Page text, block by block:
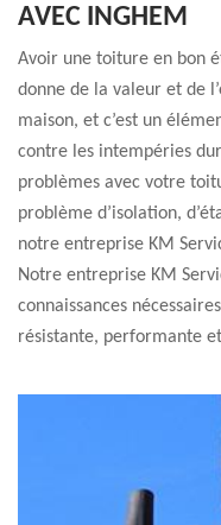
AVEC INGHEM
Avoir une toiture en bon
donne de la valeur et de
maison, et c’est un
contre les intempéries
problèmes avec votre
problème d’isolation,
notre entreprise KM
Notre entreprise KM
connaissances
résistante, performante